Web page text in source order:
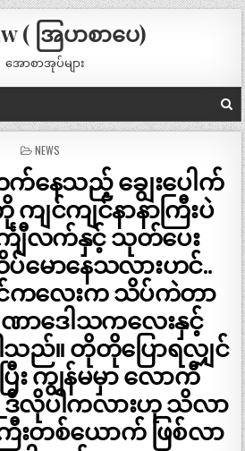
( အြပာစာပေ)
အောစာအုပ်များ
POSTED
NEWS
နေသည့် ချွေးပေါက်
ျင်ကျင်နာနာကြီးပဲ
ျီလက်နှင့် သုတ်ပေး
ပ်မောနေသလားဟင်..
နင်ကလေးက သိပ်ကဲတာ
ဏာဒေါသကလေးနှင့်
ည်။ တိုတိုပြောရလျှင်
း ကျွန်မမှာ လောကီ
လိုပါကလားဟု သိလာ
းတစ်ယောက် ဖြစ်လာ